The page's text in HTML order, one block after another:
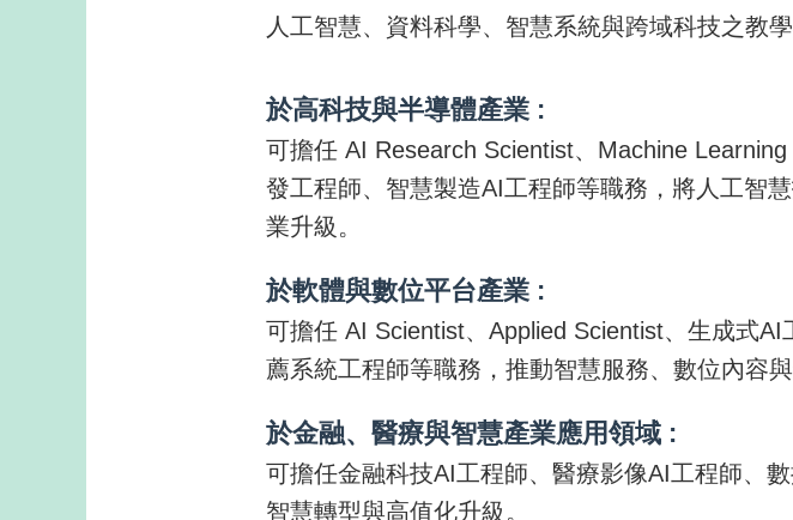
人工智慧、資料科學、智慧系統與跨域科技之教
於高科技與半導體產業 :
可擔任 AI Research Scientist、Machine
發工程師、智慧製造AI工程師等職務，將人工智
業升級。
於軟體與數位平台產業 :
可擔任 AI Scientist、Applied Scientist、生成式
薦系統工程師等職務，推動智慧服務、數位內容與
於金融、醫療與智慧產業應用領域 :
可擔任金融科技AI工程師、醫療影像AI工程師、
智慧轉型與高值化升級。